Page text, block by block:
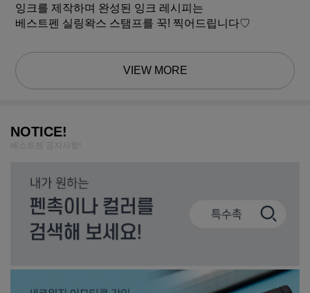
잉크를 제작하며 완성된 잉크 레시피는
베스트펜 실링왁스 스탬프를 꾹! 찍어드립니다♡
VIEW MORE
NOTICE!
베스트펜 공지사항!